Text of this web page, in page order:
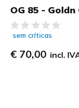
OG 85 - Goldn
3$8 de 5 –
sem críticas
€ 70,00 incl.